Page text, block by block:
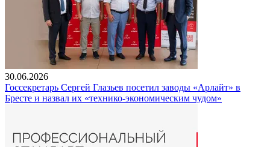
30.06.2026
Госсекретарь Сергей Глазьев посетил заводы «Арлайт» в
Бресте и назвал их «технико-экономическим чудом»